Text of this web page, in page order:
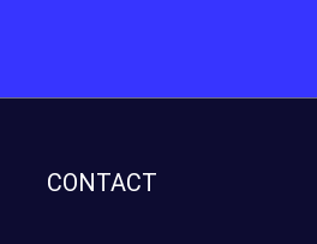
CONTACT